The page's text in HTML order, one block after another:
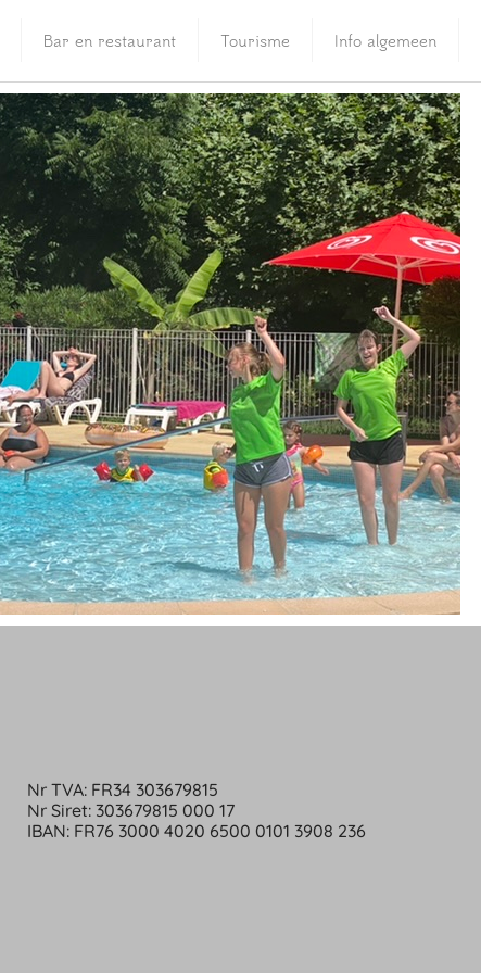
Bar en restaurant Tourisme Info algemeen
Nr TVA: FR34 303679815
Nr Siret: 303679815 000 17
IBAN: FR76 3000 4020 6500 0101 3908 236